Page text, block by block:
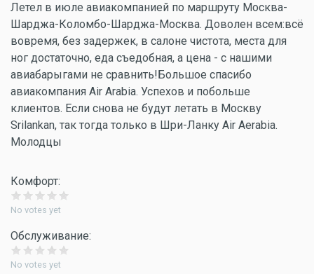
Летел в июле авиакомпанией по маршруту Москва-
Шарджа-Коломбо-Шарджа-Москва. Доволен всем:всё
вовремя, без задержек, в салоне чистота, места для
ног достаточно, еда съедобная, а цена - с нашими
авиабарыгами не сравнить!Большое спасибо
авиакомпания Air Arabia. Успехов и побольше
клиентов. Если снова не будут летать в Москву
Srilankan, так тогда только в Шри-Ланку Air Aerabia.
Молодцы
Комфорт:
No votes yet
Обслуживание:
No votes yet